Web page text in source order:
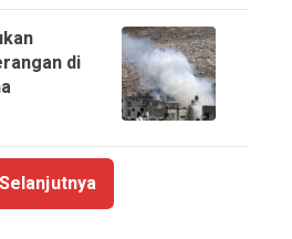
di
Selanjutnya